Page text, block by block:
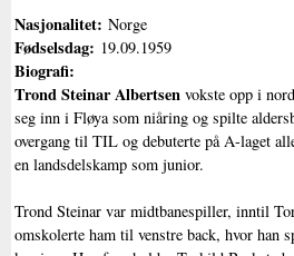
Nasjonalitet: Norge
Fødselsdag: 19.09.1959
Biografi:
Trond Steinar Albertsen vokste opp i
seg inn i Fløya som niåring og spilte
overgang til TIL og debuterte på A-laget
en landsdelskamp som junior.
Trond Steinar var midtbanespiller, inntil
omskolerte ham til venstre back, hvor han